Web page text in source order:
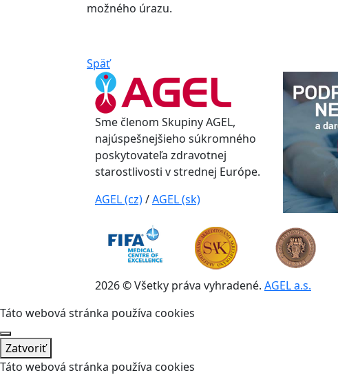
možného úrazu.
Späť
Sme členom Skupiny AGEL,
najúspešnejšieho súkromného
poskytovateľa zdravotnej
starostlivosti v strednej Európe.
AGEL (cz)/AGEL (sk)
2026 © Všetky práva vyhradené. AGEL a.s.
Táto webová stránka používa cookies
Zatvoriť
Táto webová stránka používa cookies